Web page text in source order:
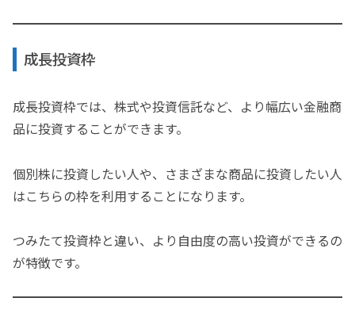
成長投資枠
成長投資枠では、株式や投資信託など、より幅広い金融商
品に投資することができます。
個別株に投資したい人や、さまざまな商品に投資したい人
はこちらの枠を利用することになります。
つみたて投資枠と違い、より自由度の高い投資ができるの
が特徴です。